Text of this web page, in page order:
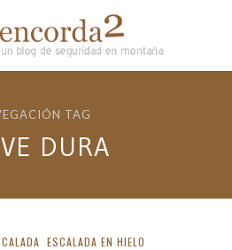
TAG
DURA
ESCALADA EN HIELO